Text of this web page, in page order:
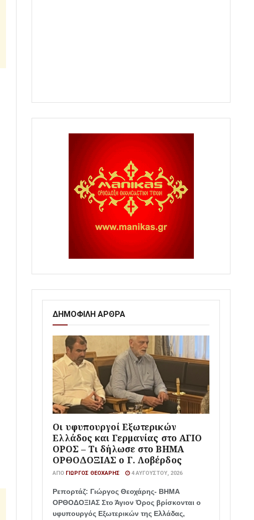
ΔΗΜΟΦΙΛΗ ΑΡΘΡΑ
Οι υφυπουργοί Εξωτερικών
Ελλάδος και Γερμανίας στο ΑΓΙΟ
ΟΡΟΣ – Τι δήλωσε στο ΒΗΜΑ
ΟΡΘΟΔΟΞΙΑΣ ο Γ. Λοβέρδος
ΑΠΌ ΓΙΏΡΓΟΣ ΘΕΟΧΆΡΗΣ 4 ΑΥΓΟΎΣΤΟΥ, 2026
Ρεπορτάζ: Γιώργος Θεοχάρης- ΒΗΜΑ
ΟΡΘΟΔΟΞΙΑΣ Στο Άγιον Όρος βρίσκονται ο
υφυπουργός Εξωτερικών της Ελλάδας,